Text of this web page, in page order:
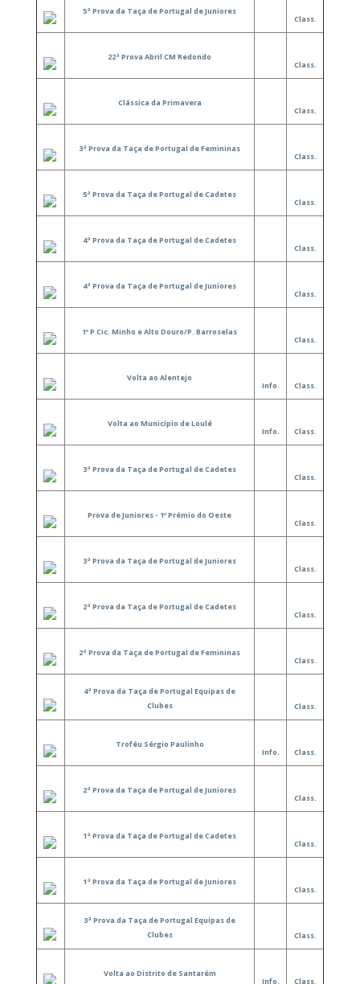
5ª Prova da Taça de Portugal de Juniores
Class.
22ª Prova Abril CM Redondo
Class.
Clássica da Primavera
Class.
3ª Prova da Taça de Portugal de Femininas
Class.
5ª Prova da Taça de Portugal de Cadetes
Class.
4ª Prova da Taça de Portugal de Cadetes
Class.
4ª Prova da Taça de Portugal de Juniores
Class.
1º P Cic. Minho e Alto Douro/P. Barroselas
Class.
Volta ao Alentejo
Info. Class.
Volta ao Município de Loulé
Info. Class.
3ª Prova da Taça de Portugal de Cadetes
Class.
Prova de Juniores - 1º Prémio do Oeste
Class.
3ª Prova da Taça de Portugal de Juniores
Class.
2ª Prova da Taça de Portugal de Cadetes
Class.
2ª Prova da Taça de Portugal de Femininas
Class.
4ª Prova da Taça de Portugal Equipas de
Clubes
Class.
Troféu Sérgio Paulinho
Info. Class.
2ª Prova da Taça de Portugal de Juniores
Class.
1ª Prova da Taça de Portugal de Cadetes
Class.
1ª Prova da Taça de Portugal de Juniores
Class.
3ª Prova da Taça de Portugal Equipas de
Clubes
Class.
Volta ao Distrito de Santarém
Info. Class.